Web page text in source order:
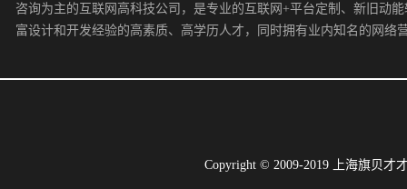
咨询为主的互联网高科技公司，是专业的互联网+平台定制、新旧动
富设计和开发经验的高素质、高学历人才，同时拥有业内知名的网络
Copyright © 2009-2019 上海旗贝